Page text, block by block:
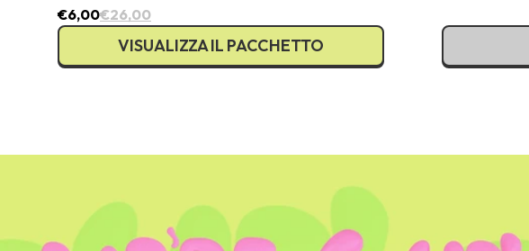
€6,00€26,00
VISUALIZZA IL PACCHETTO